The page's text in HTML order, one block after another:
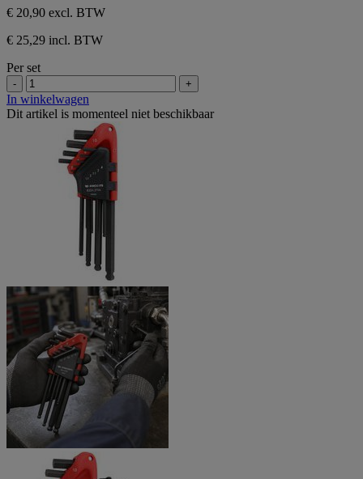
€ 20,90 excl. BTW
€ 25,29 incl. BTW
Per set
- +
In winkelwagen
Dit artikel is momenteel niet beschikbaar